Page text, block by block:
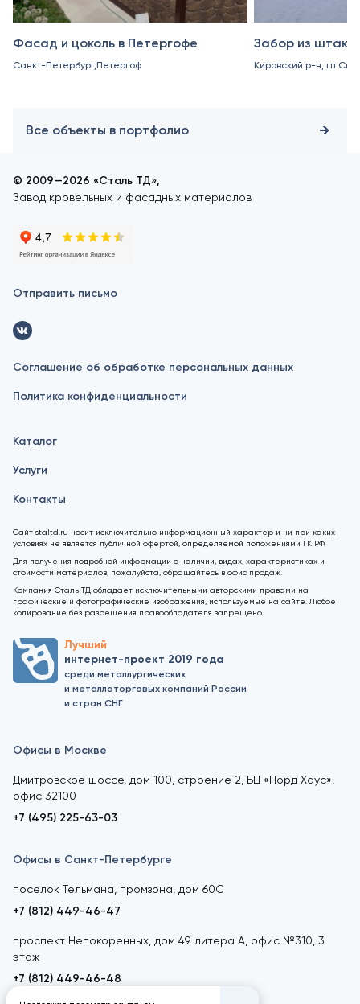
Фасад и цоколь в Петергофе
Санкт-Петербург,Петергоф
Забор из
Кировский р-н, гп
Все объекты в портфолио
© 2009—2026 «Сталь ТД»,
Завод кровельных и фасадных материалов
Отправить письмо
Соглашение об обработке персональных данных
Политика конфиденциальности
Каталог
Услуги
Контакты
Сайт staltd.ru носит исключительно информационный характер и ни при каких
условиях не является публичной офертой, определяемой положениями ГК РФ.
Для получения подробной информации о наличии, видах, характеристиках и
стоимости материалов, пожалуйста, обращайтесь в офис продаж.
Компания Сталь ТД обладает исключительными авторскими правами на
графические и фотографические изображения, используемые на сайте. Любое
копирование без разрешения правообладателя запрещено
Лучший
интернет-проект 2019 года
среди металлургических
и металлоторговых компаний России
и стран СНГ
Офисы в Москве
Дмитровское шоссе, дом 100, строение 2, БЦ «Норд Хаус»,
офис 32100
+7 (495) 225-63-03
Офисы в Санкт-Петербурге
поселок Тельмана, промзона, дом 60С
+7 (812) 449-46-47
проспект Непокоренных, дом 49, литера А, офис №310, 3
этаж
+7 (812) 449-46-48